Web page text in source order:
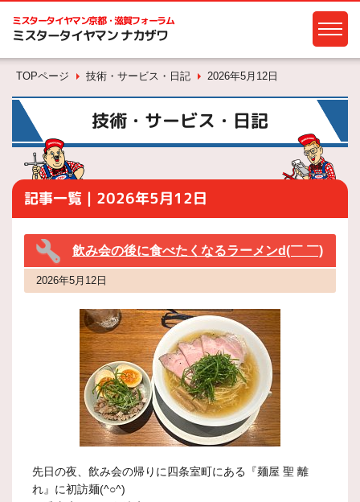
ミスタータイヤマン京都・滋賀フォーラム
ミスタータイヤマン ナカザワ
TOPページ 技術・サービス・日記 2026年5月12日
技術・サービス・日記
記事一覧｜2026年5月12日
飲み会の後に食べたくなるラーメンd(￣ ￣)
2026年5月12日
先日の夜、飲み会の帰りに四条室町にある『麺屋 聖 離
れ』に初訪麺(^○^)